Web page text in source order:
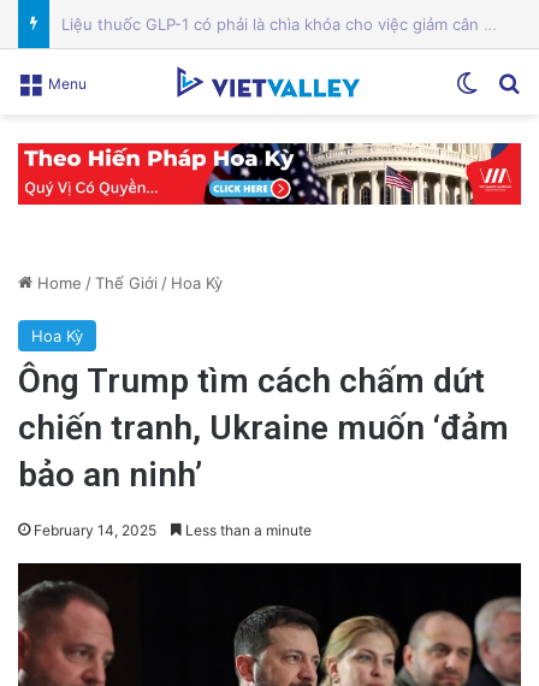
Bệnh viện Silicon Valley: Một trong những cơ sở y tế hàng đầu tại Mỹ
Menu
Home /Thế Giới / Hoa Kỳ
Hoa Kỳ
Ông Trump tìm cách chấm dứt
chiến tranh, Ukraine muốn ‘đảm
bảo an ninh’
February 14, 2025 Less than a minute